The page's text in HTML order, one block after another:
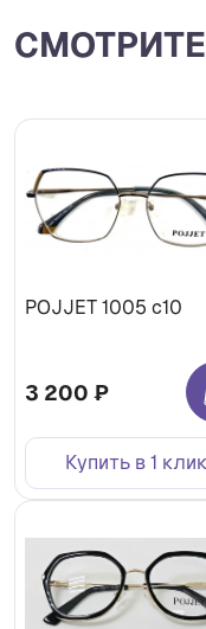
POJJET 1005 с10
3 200 ₽
Купить в 1 клик